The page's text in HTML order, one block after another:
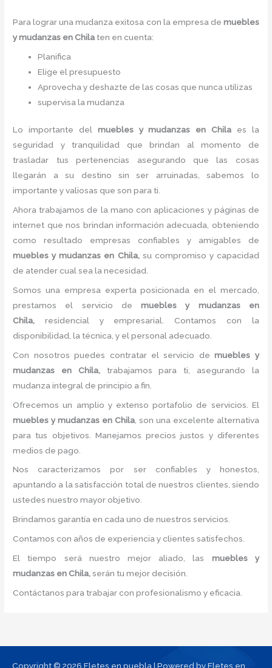
Para lograr una mudanza exitosa con la empresa de muebles
ymudanzas en Chila ten en cuenta:
Planifica
Elige el presupuesto
Aprovecha y deshazte de las cosas que nunca utilizas
supervisa la mudanza
Lo importante del muebles y mudanzas en Chila es la
seguridad y tranquilidad que brindan al momento de
trasladar tus pertenencias asegurando que las cosas
llegarán a su destino sin ser arruinadas, sabemos lo
importante y valiosas que son para ti.
Ahora trabajamos de la mano con aplicaciones y páginas de
internet que nos brindan información adecuada, obteniendo
como resultado empresas confiables y amigables de
muebles y mudanzas en Chila, su compromiso y capacidad
de atender cual sea la necesidad.
Somos una empresa experta posicionada en el mercado,
prestamos el servicio demuebles y mudanzas en
Chila, residencial y empresarial. Contamos con la
disponibilidad, la técnica, y el personal adecuado.
Con nosotros puedes contratar el servicio demuebles y
mudanzas
en Chila, trabajamos para ti, asegurando la
mudanza integral de principio a fin.
Ofrecemos un amplio y extenso portafolio de servicios. El
muebles y mudanzas en Chila , son una excelente alternativa
para tus objetivos. Manejamos precios justos y diferentes
medios de pago.
Nos caracterizamos por ser confiables y honestos,
apuntando a la satisfacción total de nuestros clientes, siendo
ustedes nuestro mayor objetivo.
Brindamos garantía en cada uno de nuestros servicios.
Contamos con años de experiencia y clientes satisfechos.
El tiempo será nuestro mejor aliado, las muebles y
mudanzas en Chila,serán tu mejor decisión.
Contáctanos para trabajar con profesionalismo y eficacia.
Copyright © 2026 Fletes en puebla | Powered by Fletes en